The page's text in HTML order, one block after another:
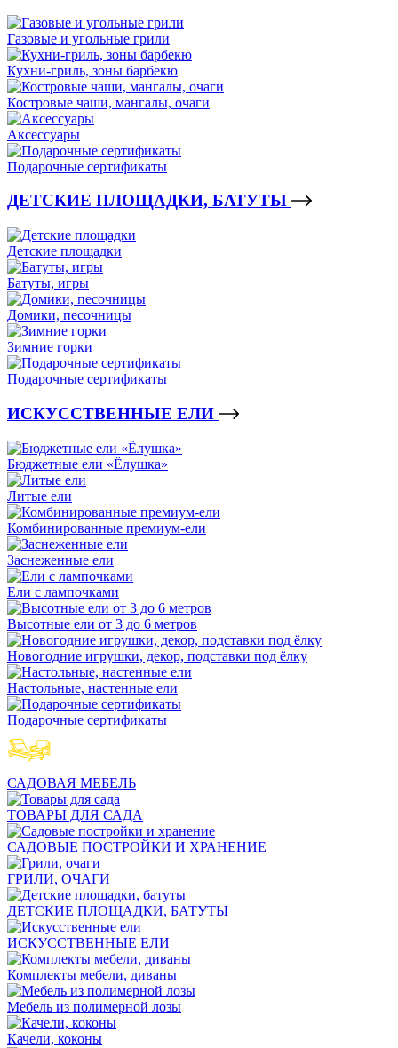
Газовые и угольные грили
Кухни-гриль, зоны барбекю
Костровые чаши, мангалы, очаги
Аксессуары
Подарочные сертификаты
ДЕТСКИЕ ПЛОЩАДКИ, БАТУТЫ
Детские площадки
Батуты, игры
Домики, песочницы
Зимние горки
Подарочные сертификаты
ИСКУССТВЕННЫЕ ЕЛИ
Бюджетные ели «Ёлушка»
Литые ели
Комбинированные премиум-ели
Заснеженные ели
Ели с лампочками
Высотные ели от 3 до 6 метров
Новогодние игрушки, декор, подставки под ёлку
Настольные, настенные ели
Подарочные сертификаты
САДОВАЯ МЕБЕЛЬ
ТОВАРЫ ДЛЯ САДА
САДОВЫЕ ПОСТРОЙКИ И ХРАНЕНИЕ
ГРИЛИ, ОЧАГИ
ДЕТСКИЕ ПЛОЩАДКИ, БАТУТЫ
ИСКУССТВЕННЫЕ ЕЛИ
Комплекты мебели, диваны
Мебель из полимерной лозы
Качели, коконы